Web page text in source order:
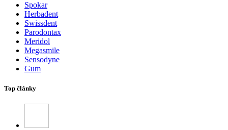
Spokar
Herbadent
Swissdent
Parodontax
Meridol
Megasmile
Sensodyne
Gum
Top články